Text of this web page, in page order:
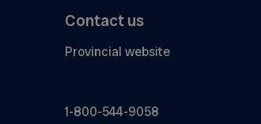
Contact us
Provincial website
1-800-544-9058